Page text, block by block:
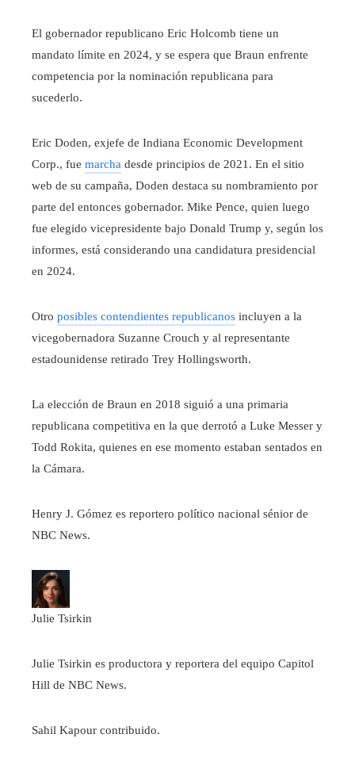
El gobernador republicano Eric Holcomb tiene un
mandato límite en 2024, y se espera que Braun enfrente
competencia por la nominación republicana para
sucederlo.
Eric Doden, exjefe de Indiana Economic Development
Corp., fue marcha desde principios de 2021. En el sitio
web de su campaña, Doden destaca su nombramiento por
parte del entonces gobernador. Mike Pence, quien luego
fue elegido vicepresidente bajo Donald Trump y, según los
informes, está considerando una candidatura presidencial
en 2024.
Otro posibles contendientes republicanos incluyen a la
vicegobernadora Suzanne Crouch y al representante
estadounidense retirado Trey Hollingsworth.
La elección de Braun en 2018 siguió a una primaria
republicana competitiva en la que derrotó a Luke Messer y
Todd Rokita, quienes en ese momento estaban sentados en
la Cámara.
Henry J. Gómez es reportero político nacional sénior de
NBC News.
Julie Tsirkin
Julie Tsirkin es productora y reportera del equipo Capitol
Hill de NBC News.
Sahil Kapour contribuido.